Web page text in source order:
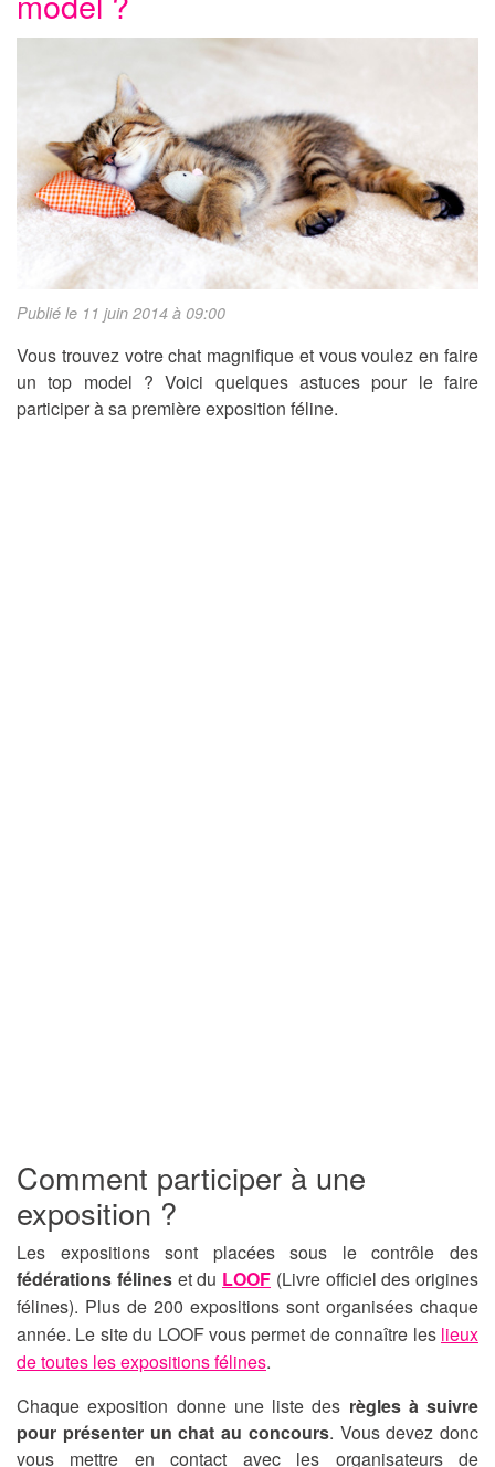
Publié le 11 juin 2014 à 09:00
Vous trouvez votre chat magnifique et vous voulez en faire
un top model ? Voici quelques astuces pour le faire
participer à sa première exposition féline.
Comment participer à une
exposition ?
Les expositions sont placées sous le contrôle des
fédérations félineset du LOOF (Livre officiel des origines
félines). Plus de 200 expositions sont organisées chaque
année. Le site du LOOF vous permet de connaître les lieux
de toutes les expositions félines.
Chaque exposition donne une liste des règles à suivre
pour présenter un chat au concours. Vous devez donc
vous mettre en contact avec les organisateurs de